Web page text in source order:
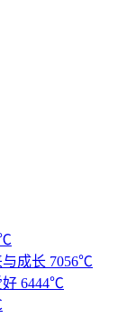
成长 7056℃
好 6444℃